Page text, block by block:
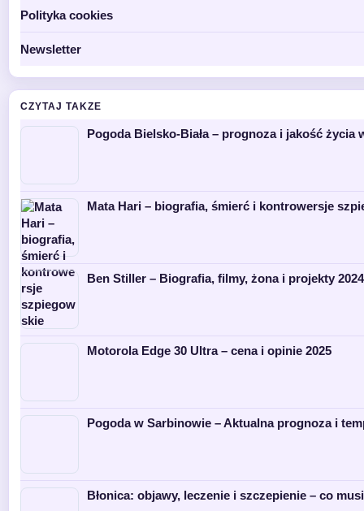
Polityka cookies
Newsletter
CZYTAJ TAKZE
Pogoda Bielsko-Biała – prognoza i jakość życia
Mata Hari – biografia, śmierć i kontrowersje
Ben Stiller – Biografia, filmy, żona i projekty 2024
Motorola Edge 30 Ultra – cena i opinie 2025
Pogoda w Sarbinowie – Aktualna prognoza i
Błonica: objawy, leczenie i szczepienie – co